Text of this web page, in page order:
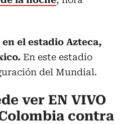
el estadio Azteca,
En este estadio
del Mundial.
ver EN VIVO
contra